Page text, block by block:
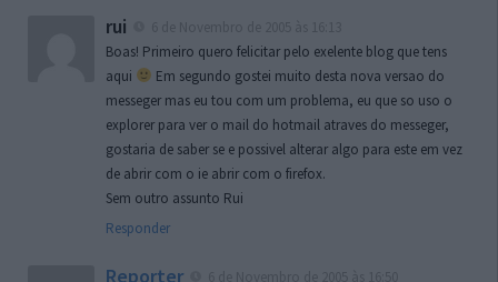
rui
Boas! Primeiro quero felicitar pelo exelente blog que tens
aqui
Em segundo gostei muito desta nova versao do
messeger mas eu tou com um problema, eu que so uso o
explorer para ver o mail do hotmail atraves do messeger,
gostaria de saber se e possivel alterar algo para este em vez
de abrir com o ie abrir com o firefox.
Sem outro assunto Rui
Responder
Reporter